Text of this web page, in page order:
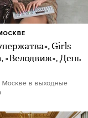
Girls
«Велодвиж», День
Москве в выходные